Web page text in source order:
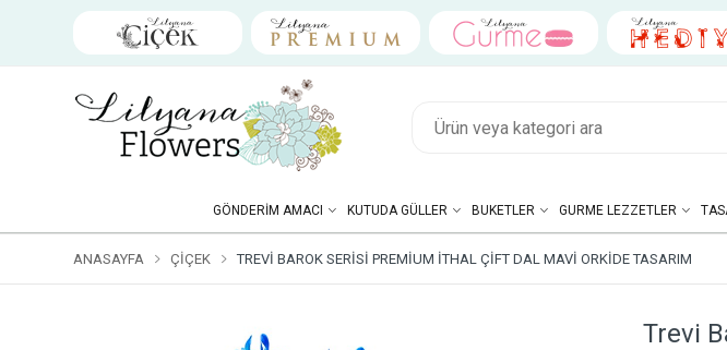
GÖNDERIM AMACI KUTUDA GÜLLER BUKETLER GURME LEZZETLER
ANASAYFA ÇIÇEK TREVI BAROK SERISI PREMIUM İTHAL ÇIFT DAL MAVI ORKIDE TASARIM
Trevi